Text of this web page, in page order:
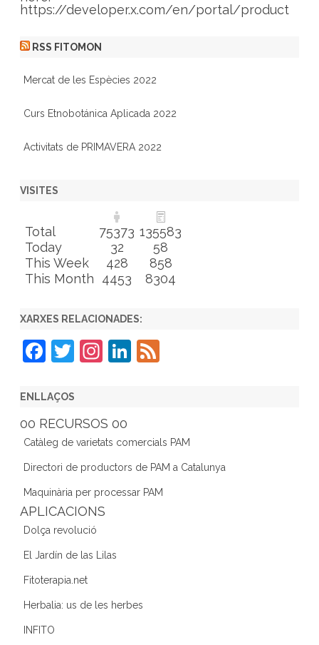
https://developer.x.com/en/portal/product
RSS FITOMON
Mercat de les Espècies 2022
Curs Etnobotánica Aplicada 2022
Activitats de PRIMAVERA 2022
VISITES
Total 75373 135583
Today
32
58
This Week
428
858
This Month
4453 8304
XARXES RELACIONADES:
F
c
e
b
o
o
k
T
er
In
gr
a
m
Li
dI
n
ENLLAÇOS
00 RECURSOS 00
Catàleg de varietats comercials PAM
Directori de productors de PAM a Catalunya
Maquinària per processar PAM
APLICACIONS
Dolça revolució
El Jardín de las Lilas
Fitoterapia.net
Herbalia: us de les herbes
INFITO